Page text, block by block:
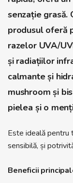
senzație grasă.
produsul oferă
razelor UVA/
și radiațiilor
calmante și
mushroom și
pielea și o
Este ideală pentru
sensibilă, și
Beneficii